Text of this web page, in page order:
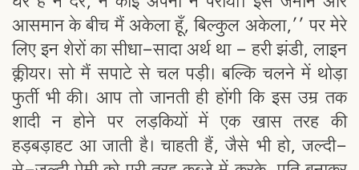
आसमान के बीच मैं अकेला हूँ, बिल्कुल अकेला,’’ पर मेरे
लिए इन शेरों का सीधा-सादा अर्थ था - हरी झंडी, लाइन
क्लीयर। सो मैं सपाटे से चल पड़ी। बल्कि चलने में थोड़ा
फुर्ती भी की। आप तो जानती ही होंगी कि इस उम्र तक
शादी न होने पर लड़कियों में एक खास तरह की
हड़बड़ाहट आ जाती है। चाहती हैं, जैसे भी हो, जल्दी-